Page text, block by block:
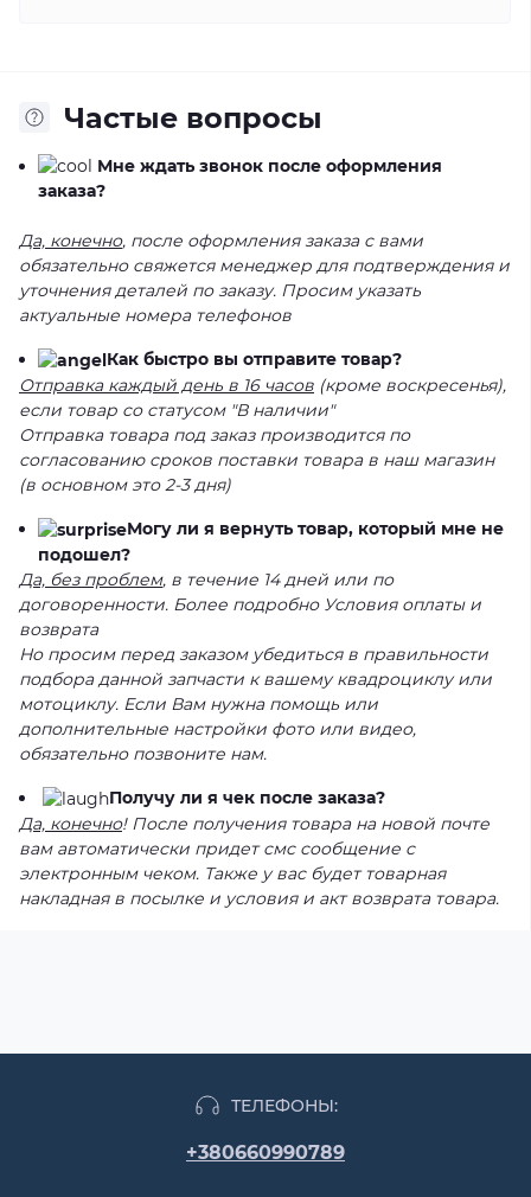
Частые вопросы
Мне ждать звонок после оформления
заказа?
Да, конечно, после оформления заказа с вами
обязательно свяжется менеджер для подтверждения и
уточнения деталей по заказу. Просим указать
актуальные номера телефонов
Как быстро вы отправите товар?
Отправка каждый день в 16 часов (кроме воскресенья),
если товар со статусом "В наличии"
Отправка товара под заказ производится по
согласованию сроков поставки товара в наш магазин
(в основном это 2-3 дня)
Могу ли я вернуть товар, который мне не
подошел?
Да, без проблем, в течение 14 дней или по
договоренности. Более подробно Условия оплаты и
возврата
Но просим перед заказом убедиться в правильности
подбора данной запчасти к вашему квадроциклу или
мотоциклу. Если Вам нужна помощь или
дополнительные настройки фото или видео,
обязательно позвоните нам.
Получу ли я чек после заказа?
Да, конечно! После получения товара на новой почте
вам автоматически придет смс сообщение с
электронным чеком. Также у вас будет товарная
накладная в посылке и условия и акт возврата товара.
ТЕЛЕФОНЫ:
+380660990789